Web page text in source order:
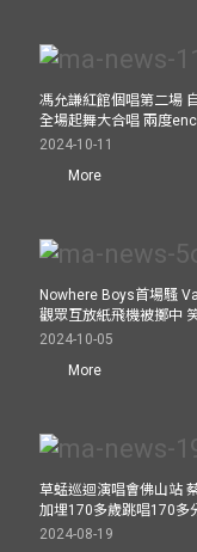
馮允謙紅館個唱第二場
全場起舞大合唱 兩度
2024-10-11
More
Nowhere Boys首場騷
觀眾互放紙飛機被擲中
2024-10-05
More
草蜢巡迴演唱會佛山站
加埋170多歲跳唱170多
2024-08-19